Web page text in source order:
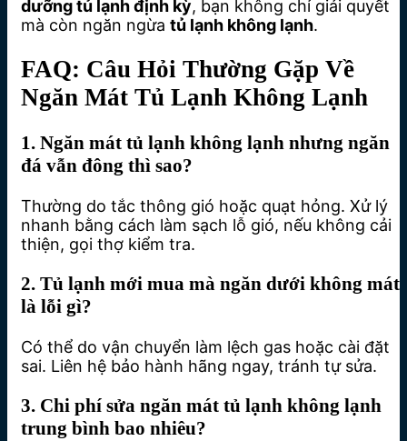
dưỡng tủ lạnh định kỳ, bạn không chỉ giải quyết
mà còn ngăn ngừa tủ lạnh không lạnh.
FAQ: Câu Hỏi Thường Gặp Về
Ngăn Mát Tủ Lạnh Không Lạnh
1. Ngăn mát tủ lạnh không lạnh nhưng ngăn
đá vẫn đông thì sao?
Thường do tắc thông gió hoặc quạt hỏng. Xử lý
nhanh bằng cách làm sạch lỗ gió, nếu không cải
thiện, gọi thợ kiểm tra.
2. Tủ lạnh mới mua mà ngăn dưới không mát
là lỗi gì?
Có thể do vận chuyển làm lệch gas hoặc cài đặt
sai. Liên hệ bảo hành hãng ngay, tránh tự sửa.
3. Chi phí sửa ngăn mát tủ lạnh không lạnh
trung bình bao nhiêu?